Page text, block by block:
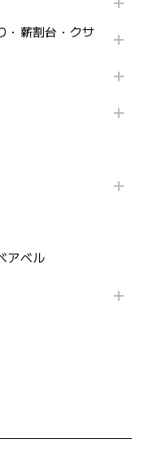
・薪割台・クサ
アベル